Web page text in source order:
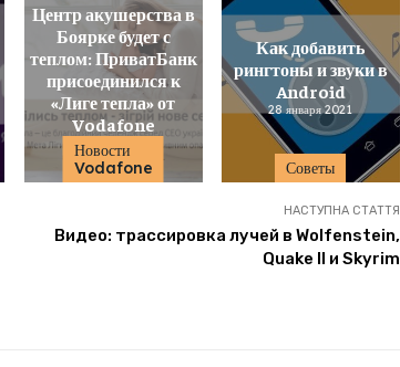
Новости
Vodafone
Центр акушерства в
Боярке будет с
теплом: ПриватБанк
присоединился к
«Лиге тепла» от
Vodafone
30 декабря 2022
Советы
Как добавить
рингтоны и звуки в
Android
28 января 2021
НАСТУПНА СТАТТЯ
Видео: трассировка лучей в Wolfenstein,
Quake II и Skyrim